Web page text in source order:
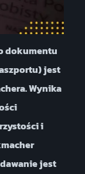
dokumentu
jest
Wynika
i
jest